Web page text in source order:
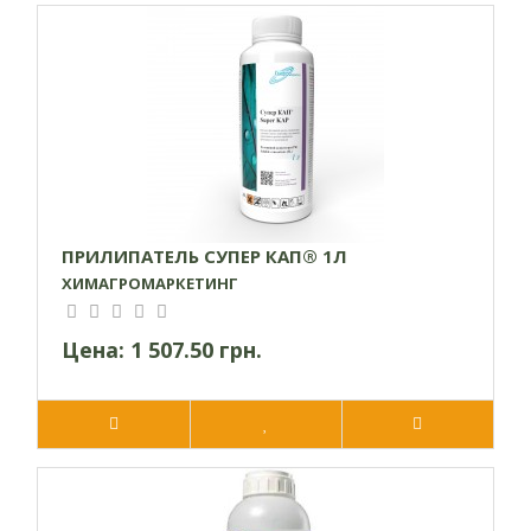
Культура Назначение
внесения,
Капуста
0,1-0,15
ПРИЛИПАТЕЛЬ СУПЕР КАП® 1Л
ХИМАГРОМАРКЕТИНГ
Цена: 1 507.50 грн.